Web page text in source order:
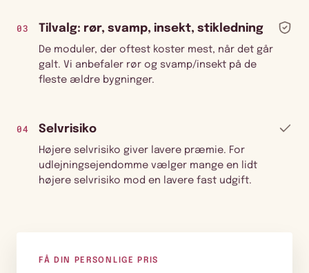
03 Tilvalg: rør, svamp, insekt, stikledning
De moduler, der oftest koster mest, når det går
galt. Vi anbefaler rør og svamp/insekt på de
fleste ældre bygninger.
04 Selvrisiko
Højere selvrisiko giver lavere præmie. For
udlejningsejendomme vælger mange en lidt
højere selvrisiko mod en lavere fast udgift.
FÅ DIN PERSONLIGE PRIS